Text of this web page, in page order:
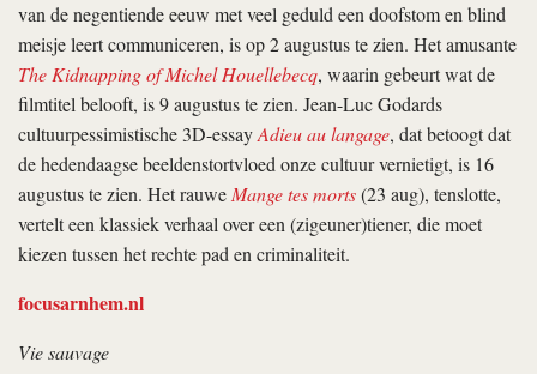
van de negentiende eeuw met veel geduld een doofstom en blind
meisje leert communiceren, is op 2 augustus te zien. Het amusante
The Kidnapping of Michel Houellebecq, waarin gebeurt wat de
filmtitel belooft, is 9 augustus te zien. Jean-Luc Godards
cultuurpessimistische 3D-essayAdieu au langage, dat betoogt dat
de hedendaagse beeldenstortvloed onze cultuur vernietigt, is 16
augustus te zien. Het rauweMange tes morts(23 aug), tenslotte,
vertelt een klassiek verhaal over een (zigeuner)tiener, die moet
kiezen tussen het rechte pad en criminaliteit.
focusarnhem.nl
Vie sauvage